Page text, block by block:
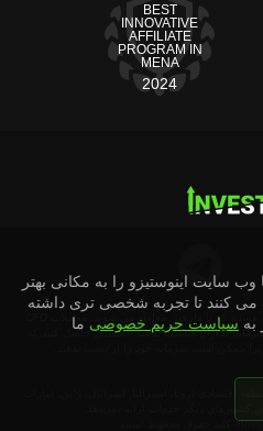
BEST
INNOVATIVE
AFFILIATE
PROGRAM IN
MENA
2024
گذاران مناسب نباشد. اطمینان حاصل کنید که
ممکن است سرمایه خود را از دست بدهید.
اقتصادی اروپا، استرالیا, اسرائیل, ژاپن, امارات
کشورهای دیگر خدمات ارائه نمی‌دهد.
سایت اینوستیزو را به مکانی بهتر
می کنند تا تجربه شخصی تری داشته
به سیاست حریم خصوصی ما